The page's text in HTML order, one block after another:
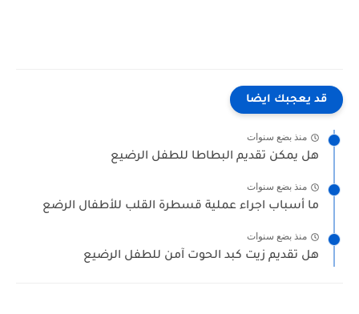
قد يعجبك ايضا
منذ بضع سنوات
هل يمكن تقديم البطاطا للطفل الرضيع
منذ بضع سنوات
ما أسباب اجراء عملية قسطرة القلب للأطفال الرضع
منذ بضع سنوات
هل تقديم زيت كبد الحوت آمن للطفل الرضيع